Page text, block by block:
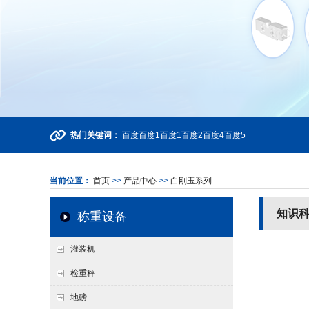
热门关键词： 百度百度1百度1百度2百度4百度5
当前位置： 首页 >> 产品中心 >> 白刚玉系列
称重设备
灌装机
检重秤
地磅
知识